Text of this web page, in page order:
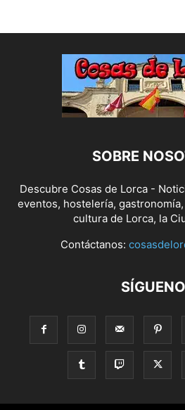
SOBRE
Descubre Cosas de Lorca -
eventos, hostelería,
cultura de Lorca, la
Contáctanos: